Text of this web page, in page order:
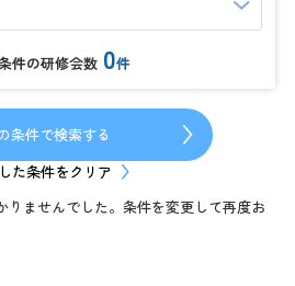
件の研修会数 0件
条件で検索する
た条件をクリア
りませんでした。条件を変更して再度お